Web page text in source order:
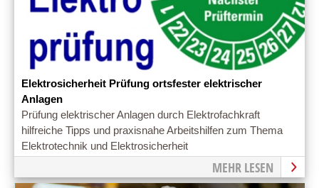
Elektrosicherheit Prüfung ortsfester elektrischer
Anlagen
Prüfung elektrischer Anlagen durch Elektrofachkraft
hilfreiche Tipps und praxisnahe Arbeitshilfen zum Thema
Elektrotechnik und Elektrosicherheit
MEHR LESEN